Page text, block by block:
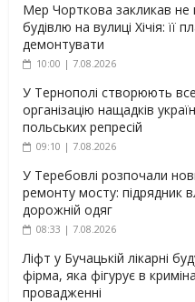
Мер Чорткова закликав не
будівлю на вулиці Хічія: її
демонтувати
10:00 | 7.08.2026
У Тернополі створюють
організацію нащадків
польських репресій
09:10 | 7.08.2026
У Теребовлі розпочали
ремонту мосту: підрядник
дорожній одяг
08:33 | 7.08.2026
Ліфт у Бучацькій лікарні
фірма, яка фігурує в
провадженні